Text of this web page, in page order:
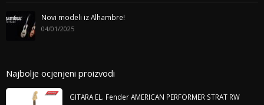
Novi modeli iz Alhambre!
04/01/2025
Najbolje ocjenjeni proizvodi
GITARA EL. Fender AMERICAN PERFORMER STRAT RW